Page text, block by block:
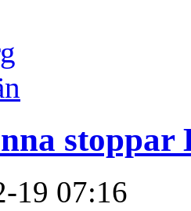
stoppar
19 07:16